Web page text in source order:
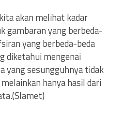
akan melihat kadar
gambaran yang berbeda-
yang berbeda-beda
diketahui mengenai
yang sesungguhnya tidak
hanya hasil dari